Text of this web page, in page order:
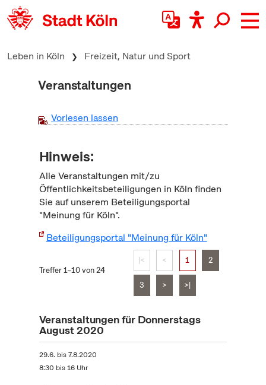
zum Inhalt springen
Leben in Köln Freizeit, Natur und Sport
Veranstaltungen
Vorlesen lassen
Hinweis:
Alle Veranstaltungen mit/zu
Öffentlichkeitsbeteiligungen in Köln finden
Sie auf unserem Beteiligungsportal
"Meinung für Köln".
Beteiligungsportal "Meinung für Köln"
Treffer 1–10 von 24
|< < 1 2
3 > >|
Veranstaltungen für Donnerstags
August 2020
29.6. bis7.8.2020
8:30 bis 16 Uhr